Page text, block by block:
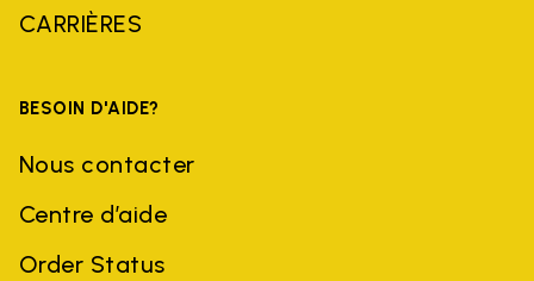
CARRIÈRES
BESOIN D'AIDE?
Nous contacter
Centre d’aide
Order Status